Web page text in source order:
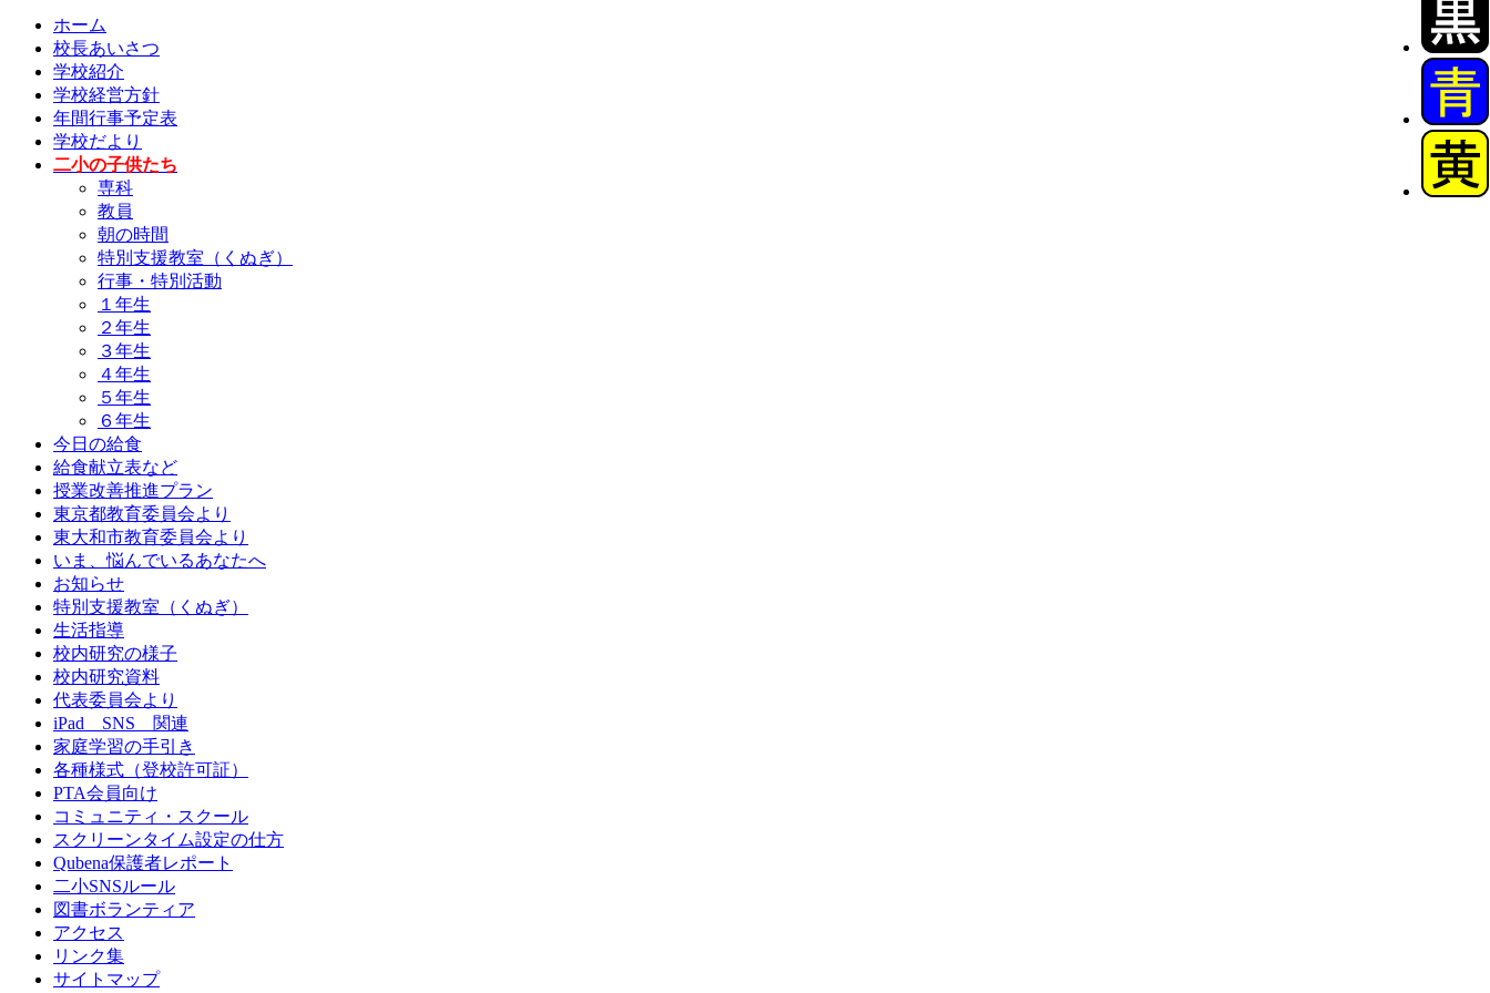
ホーム
校長あいさつ
学校紹介
学校経営方針
年間行事予定表
学校だより
二小の子供たち
専科
教員
朝の時間
特別支援教室（くぬぎ）
行事・特別活動
１年生
２年生
３年生
４年生
５年生
６年生
今日の給食
給食献立表など
授業改善推進プラン
東京都教育委員会より
東大和市教育委員会より
いま、悩んでいるあなたへ
お知らせ
特別支援教室（くぬぎ）
生活指導
校内研究の様子
校内研究資料
代表委員会より
iPad SNS 関連
家庭学習の手引き
各種様式（登校許可証）
PTA会員向け
コミュニティ・スクール
スクリーンタイム設定の仕方
Qubena保護者レポート
二小SNSルール
図書ボランティア
アクセス
リンク集
サイトマップ